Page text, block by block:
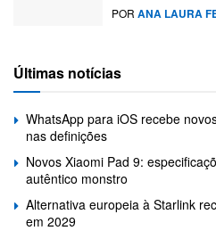
POR ANA LAURA
Últimas notícias
WhatsApp para iOS recebe
nas definições
Novos Xiaomi Pad 9:
autêntico monstro
Alternativa europeia à Starlink
em 2029